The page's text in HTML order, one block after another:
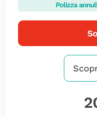
Polizza